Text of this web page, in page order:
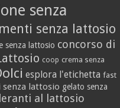
senza
senza lattosio
senza lattosio concorso di
coop crema senza
esplora l'etichetta fast
lattosio gelato senza
al lattosio